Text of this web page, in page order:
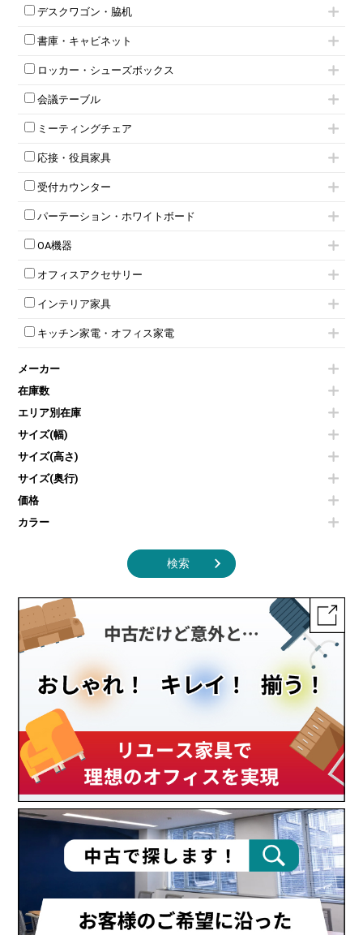
役員チェア
オフィスチェアその他
片袖机
フリーアドレスデスク（ベンチデスク）
昇降デスク
両袖机
デスクワゴン・脇机
インワゴン2段
インワゴン3段
脇机
書庫・キャビネット
ハイキャビネット
ローキャビネット
両開きキャビネット
上下連結キャビネット
軽量ラック（スチールラック）
収納家具その他
両開書庫
ラテラル書庫
ロッカー・シューズボックス
1人用ロッカー
2人用ロッカー
3人用ロッカー
5人用ロッカー
8人用ロッカー
多人数ロッカー
ダイヤル錠ロッカー
ダイヤル錠ロッカー
ワードローブ・クローゼット
会議テーブル
ミーティングテーブル
スタッキングテーブル
ネスティングテーブル
カウンターテーブル
T字脚テーブル
会議テーブルW1200～
会議テーブルW1800～
平行スタックテーブル
会議テーブルその他
ミーティングチェア
キャスター付きミーティングチェア
スタッキングミーティングチェア
テーブル付きミーティングチェア
折りたたみミーティングチェア
ハイチェア
ミーティングチェアその他
応接・役員家具
応接セット
応接ソファ
応接チェア
応接・役員家具その他
受付カウンター
ハイカウンター
ローカウンター
ラウンジカウンター
パーテーション・ホワイトボード
パーテーション
自立タイプパーテーション
パーテーションその他
壁掛けホワイトボード
ホワイトボードその他
OA機器
電話機（ビジネスフォン）
シュレッダー
スクリーン
その他OA機器
オフィスアクセサリー
チェア用台車
演台・講演台・演説台
防音パネル
コートハンガー・ポールハンガー
傘立て
食器棚・キッチンキャビネット
カタログスタンド
オフィスアクセサリーその他
インテリア家具
モールドチェア
ダイニングチェア
カウンターテーブル
センターテーブル・サイドテーブル
ベンチ・スツール
ソファ
シェルフ
ダストボックス（ゴミ箱）
インテリア家具その他
キッチン家電・オフィス家電
冷蔵庫・洗濯機
空気清浄機・加湿器
液晶テレビ・モニター類
エアコン
照明機器
掃除機
季節家電
メーカー
在庫数
エリア別在庫
サイズ(幅)
サイズ(高さ)
サイズ(奥行)
価格
カラー
検索